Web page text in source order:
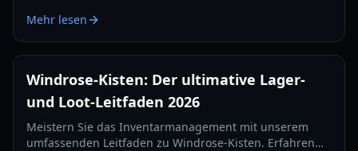
Überlebensstrategien für die Windrose-Demo kennen.
Mehr lesen
Windrose-Kisten: Der ultimative Lager-
und Loot-Leitfaden 2026
Meistern Sie das Inventarmanagement mit unserem
umfassenden Leitfaden zu Windrose-Kisten. Erfahren